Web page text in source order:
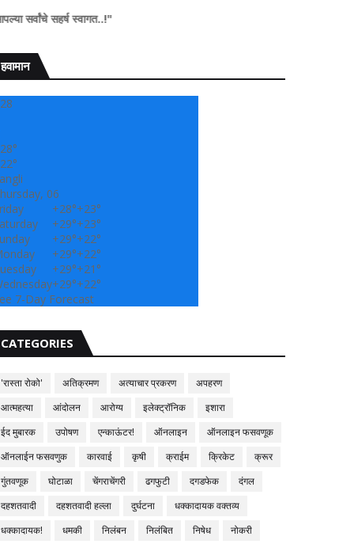
स्वागत..!"
हवामान
28
28°
22°
06
+28°+23°
+29°+23°
+29°+22°
+29°+22°
+29°+21°
+29°+22°
7-Day Forecast
CATEGORIES
'रास्ता रोको' अतिक्रमण अत्याचार प्रकरण
अपहरण
आत्महत्या
आंदोलन आरोग्य इलेक्ट्रॉनिक
इशारा
ईद मुबारक
उपोषण एन्काऊंटर! ऑनलाइन
ऑनलाइन फसवणूक
ऑनलाईन फसवणुक
कारवाई कृषी क्राईम क्रिकेट
क्रूर
गुंतवणूक
घोटाळा चेंगराचेंगरी ढगफुटी दगडफेक
दंगल
दहशतवादी
दहशतवादी हल्ला दुर्घटना
धक्कादायक वक्तव्य
धक्कादायक!
धमकी निलंबन निलंबित निषेध
नोकरी